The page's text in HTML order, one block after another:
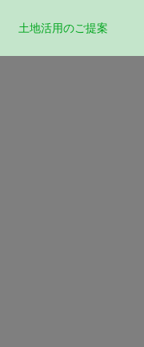
土地活用のご提案